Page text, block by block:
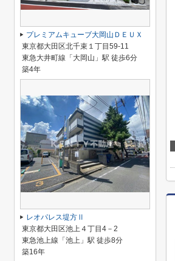
プレミアムキューブ大岡山ＤＥＵＸ
東京都大田区北千束１丁目59-11
東急大井町線「大岡山」駅 徒歩6分
築4年
レオパレス堤方Ⅱ
東京都大田区池上４丁目4－2
東急池上線「池上」駅 徒歩8分
築16年